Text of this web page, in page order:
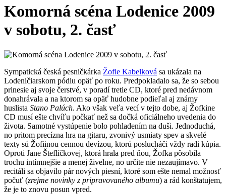
Komorná scéna Lodenice 2009
v sobotu, 2. časť
Sympatická česká pesničkárka Žofie Kabelková sa ukázala na
Lodeničiarskom pódiu opäť po roku. Predpokladalo sa, že so sebou
prinesie aj svoje čerstvé, v poradí tretie CD, ktoré pred nedávnom
donahrávala a na ktorom sa opäť hudobne podieľal aj známy
huslista Stano Palúch. Ako však veľa vecí v tejto dobe, aj Žofkine
CD musí ešte chvíľu počkať než sa dočká oficiálneho uvedenia do
života. Samotné vystúpenie bolo pohladením na duši. Jednoduchá,
no pritom precízna hra na gitaru, zvonivý usmiaty spev a skvelé
texty sú Žofiinou cennou devízou, ktorú poslucháči vždy radi kúpia.
Oproti Jane Šteflíčkovej, ktorá hrala pred ňou, Žofka pôsobila
trochu intímnejšie a menej živelne, no určite nie nezaujímavo. V
recitáli sa objavilo pár nových piesní, ktoré som ešte nemal možnosť
počuť (zrejme novinky z pripravovaného albumu) a rád konštatujem,
že je to znovu posun vpred.